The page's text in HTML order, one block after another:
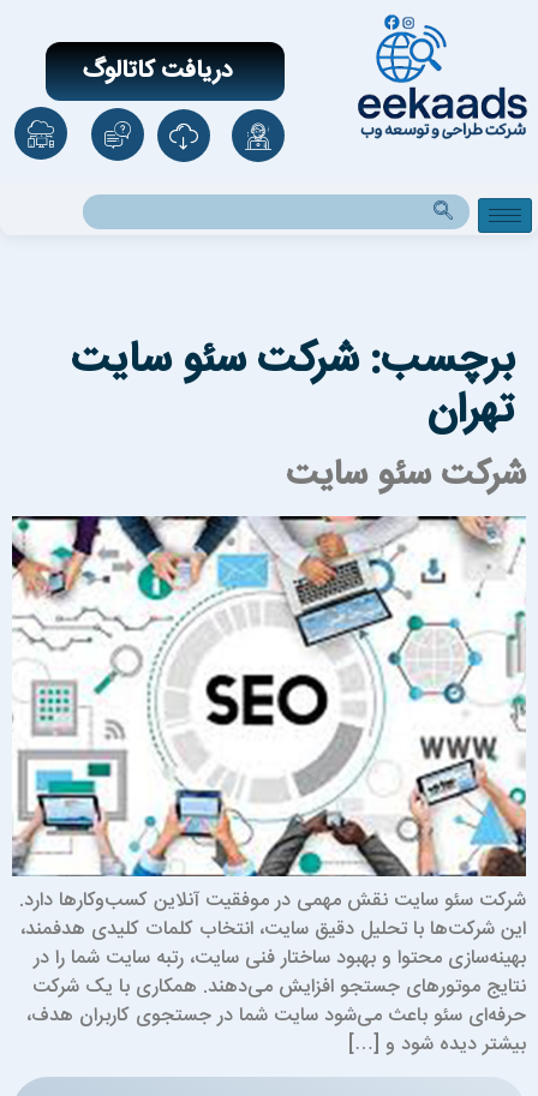
دریافت کاتالوگ
برچسب:شرکت سئو سایت
تهران
شرکت سئو سایت
شرکت سئو سایت نقش مهمی در موفقیت آنلاین کسب‌وکارها دارد.
این شرکت‌ها با تحلیل دقیق سایت، انتخاب کلمات کلیدی هدفمند،
بهینه‌سازی محتوا و بهبود ساختار فنی سایت، رتبه سایت شما را در
نتایج موتورهای جستجو افزایش می‌دهند. همکاری با یک شرکت
حرفه‌ای سئو باعث می‌شود سایت شما در جستجوی کاربران هدف،
بیشتر دیده شود و […]